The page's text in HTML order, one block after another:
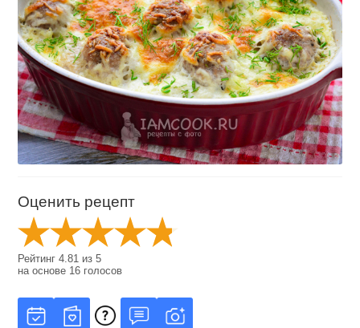
Оценить рецепт
Рейтинг4.81 из5
на основе 16 голосов